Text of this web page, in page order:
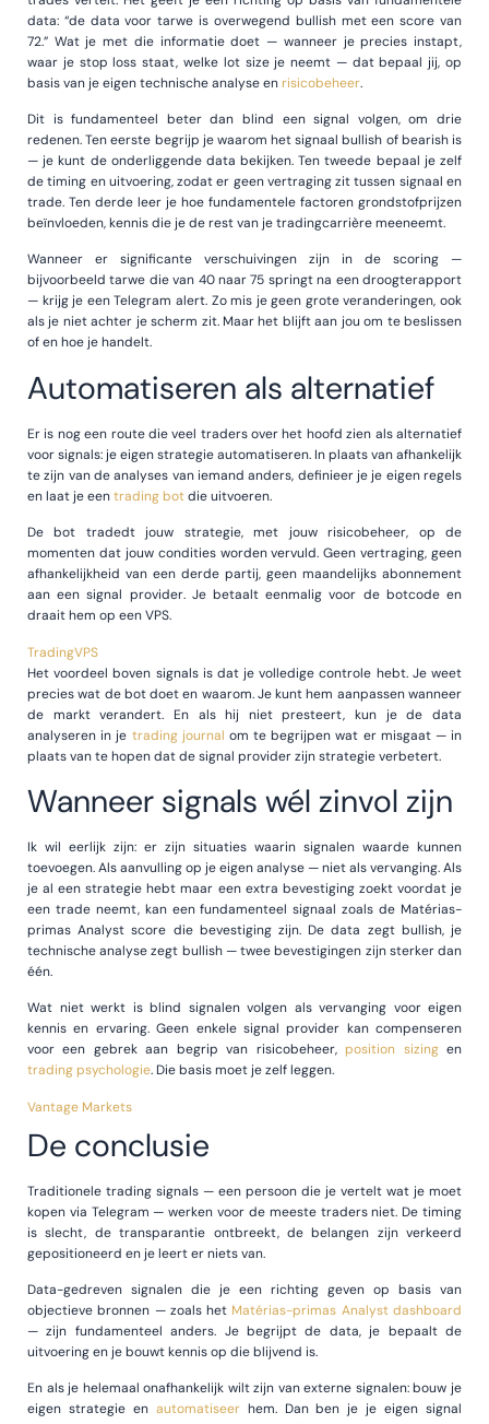
data: “de data voor tarwe is overwegend bullish met een score van
72.” Wat je met die informatie doet — wanneer je precies instapt,
waar je stop loss staat, welke lot size je neemt — dat bepaal jij, op
basis van je eigen technische analyse enrisicobeheer.
Dit is fundamenteel beter dan blind een signal volgen, om drie
redenen. Ten eerste begrijp je waarom het signaal bullish of bearish is
— je kunt de onderliggende data bekijken. Ten tweede bepaal je zelf
de timing en uitvoering, zodat er geen vertraging zit tussen signaal en
trade. Ten derde leer je hoe fundamentele factoren grondstofprijzen
beïnvloeden, kennis die je de rest van je tradingcarrière meeneemt.
Wanneer er significante verschuivingen zijn in de scoring —
bijvoorbeeld tarwe die van 40 naar 75 springt na een droogterapport
— krijg je een Telegram alert. Zo mis je geen grote veranderingen, ook
als je niet achter je scherm zit. Maar het blijft aan jou om te beslissen
of en hoe je handelt.
Automatiseren als alternatief
Er is nog een route die veel traders over het hoofd zien als alternatief
voor signals: je eigen strategie automatiseren. In plaats van afhankelijk
te zijn van de analyses van iemand anders, definieer je je eigen regels
en laat je eentrading botdie uitvoeren.
De bot tradedt jouw strategie, met jouw risicobeheer, op de
momenten dat jouw condities worden vervuld. Geen vertraging, geen
afhankelijkheid van een derde partij, geen maandelijks abonnement
aan een signal provider. Je betaalt eenmalig voor de botcode en
draait hem op een VPS.
TradingVPS
Het voordeel boven signals is dat je volledige controle hebt. Je weet
precies wat de bot doet en waarom. Je kunt hem aanpassen wanneer
de markt verandert. En als hij niet presteert, kun je de data
analyseren in je trading journal om te begrijpen wat er misgaat — in
plaats van te hopen dat de signal provider zijn strategie verbetert.
Wanneer signals wél zinvol zijn
Ik wil eerlijk zijn: er zijn situaties waarin signalen waarde kunnen
toevoegen. Als aanvulling op je eigen analyse — niet als vervanging. Als
je al een strategie hebt maar een extra bevestiging zoekt voordat je
een trade neemt, kan een fundamenteel signaal zoals de Matérias-
primas Analyst score die bevestiging zijn. De data zegt bullish, je
technische analyse zegt bullish — twee bevestigingen zijn sterker dan
één.
Wat niet werkt is blind signalen volgen als vervanging voor eigen
kennis en ervaring. Geen enkele signal provider kan compenseren
voor een gebrek aan begrip van risicobeheer,position sizingen
trading psychologie. Die basis moet je zelf leggen.
Vantage Markets
De conclusie
Traditionele trading signals — een persoon die je vertelt wat je moet
kopen via Telegram — werken voor de meeste traders niet. De timing
is slecht, de transparantie ontbreekt, de belangen zijn verkeerd
gepositioneerd en je leert er niets van.
Data-gedreven signalen die je een richting geven op basis van
objectieve bronnen — zoals het Matérias-primas Analyst dashboard
— zijn fundamenteel anders. Je begrijpt de data, je bepaalt de
uitvoering en je bouwt kennis op die blijvend is.
En als je helemaal onafhankelijk wilt zijn van externe signalen: bouw je
eigen strategie en automatiseerhem. Dan ben je je eigen signal